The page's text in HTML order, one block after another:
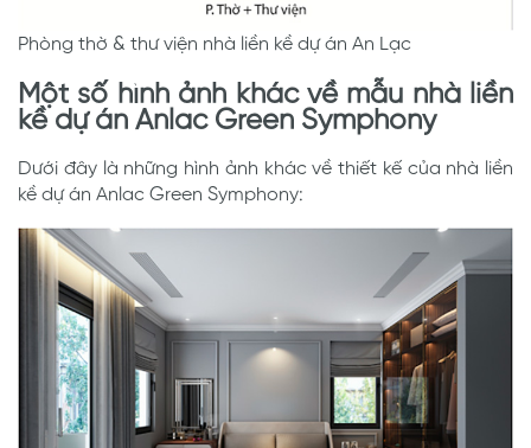
Phòng thờ & thư viện nhà liền kề dự án An Lạc
Một số hình ảnh khác về mẫu nhà liền
kề dự án Anlac Green Symphony
Dưới đây là những hình ảnh khác về thiết kế của nhà liền
kề dự án Anlac Green Symphony: